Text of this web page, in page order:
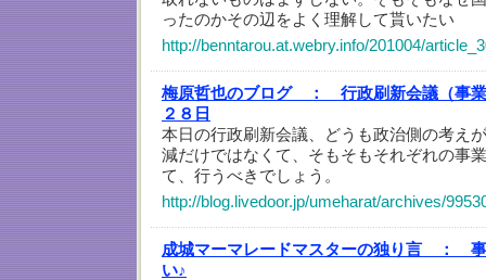
ったのかその辺をよく理解して貰いたい
http://benntarou.at.webry.info/201004/
梅原哲也のブログ ：
行政刷新会議（事
２８日
本日の行政刷新会議、どうも政治側の考え
減だけではなくて、そもそもそれぞれの事
て、行うべきでしょう。
http://blog.livedoor.jp/umeharat/archives/
成城マーマレードマスターの独り言 ：
い♪